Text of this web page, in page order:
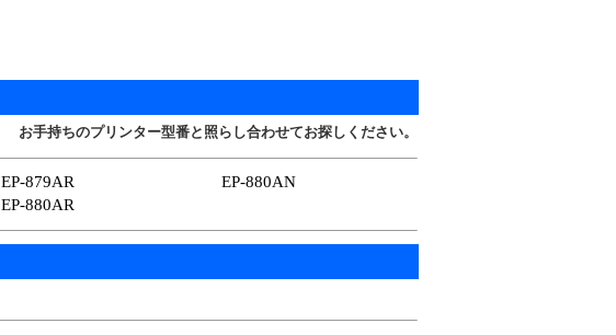
お手持ちのプリンター型番と照らし合わせてお探しください。
EP-879AR
EP-880AN
EP-880AR